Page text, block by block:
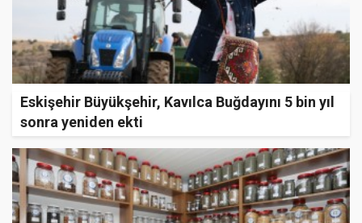
Eskişehir Büyükşehir, Kavılca Buğdayını 5 bin yıl
sonra yeniden ekti